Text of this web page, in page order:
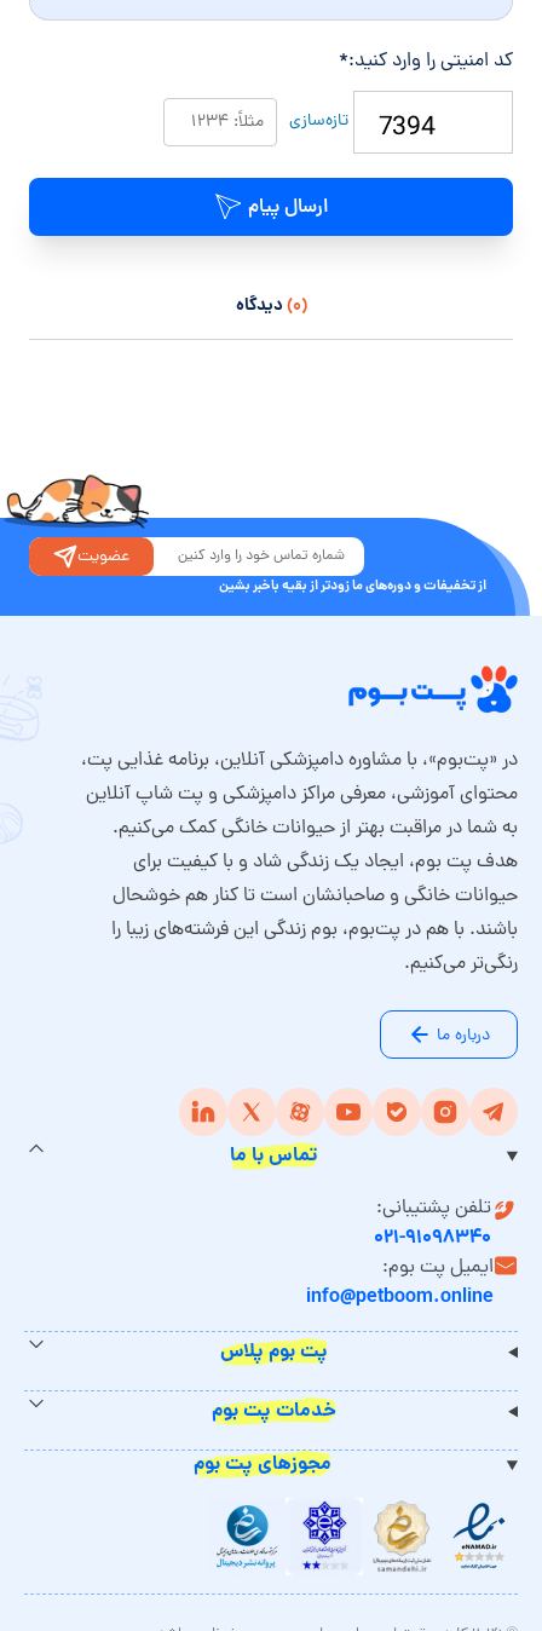
کد امنیتی را وارد کنید:*
تازه‌سازی
ارسال پیام
(۰) دیدگاه
از تخفیفات و دوره‌های ما زودتر از بقیه باخبر بشین
عضویت
در «پت‌بوم»، با مشاوره دامپزشکی آنلاین، برنامه غذایی پت،
محتوای آموزشی، معرفی مراکز دامپزشکی و پت شاپ آنلاین
به شما در مراقبت بهتر از حیوانات خانگی کمک می‌کنیم.
هدف پت بوم، ایجاد یک زندگی شاد و با کیفیت برای
حیوانات خانگی و صاحبانشان است تا کنار هم خوشحال
باشند. با هم در پت‌بوم، بوم زندگی این فرشته‌های زیبا را
رنگی‌تر می‌کنیم.
درباره ما
تماس با ما
تلفن پشتیبانی:
۰۲۱-۹۱۰۹۸۳۴۰
ایمیل پت بوم:
info@petboom.online
پت بوم پلاس
خدمات پت بوم
مجوزهای پت بوم